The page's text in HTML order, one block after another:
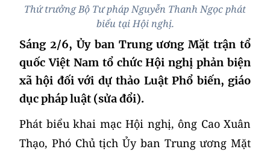
Thứ trưởng Bộ Tư pháp Nguyễn Thanh Ngọc phát
biểu tại Hội nghị.
Sáng 2/6, Ủy ban Trung ương Mặt trận tổ
quốc Việt Nam tổ chức Hội nghị phản biện
xã hội đối với dự thảo Luật Phổ biến, giáo
dục pháp luật (sửa đổi).
Phát biểu khai mạc Hội nghị, ông Cao Xuân
Thạo, Phó Chủ tịch Ủy ban Trung ương Mặt